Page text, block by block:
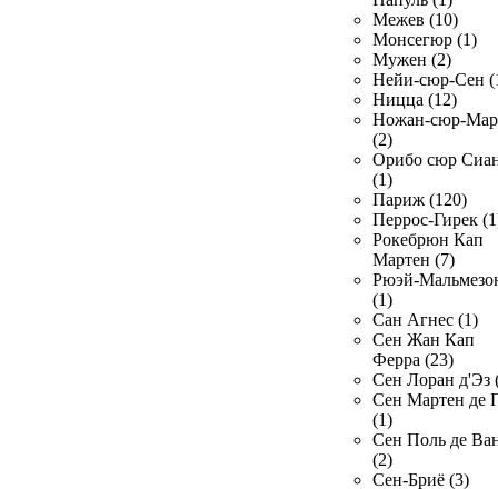
Межев (10)
Монсегюр (1)
Мужен (2)
Нейи-сюр-Сен
Ницца (12)
Ножан-сюр-
(2)
Орибо сюр
(1)
Париж (120)
Перрос-Гирек
Рокебрюн Кап
Мартен (7)
Рюэй-
(1)
Сан Агнес (1)
Сен Жан Кап
Ферра (23)
Сен Лоран д'Эз
Сен Мартен де
(1)
Сен Поль де
(2)
Сен-Бриё (3)